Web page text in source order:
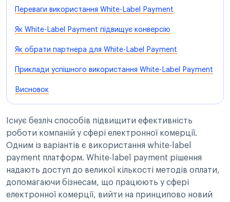
Переваги використання White-Label Payment
Як White-Label Payment підвищує конверсію
Як обрати партнера для White-Label Payment
Приклади успішного використання White-Label Payment
Висновок
Існує безліч способів підвищити ефективність
роботи компаній у сфері електронної комерції.
Одним із варіантів є використання white-label
payment платформ. White-label payment рішення
надають доступ до великої кількості методів оплати,
допомагаючи бізнесам, що працюють у сфері
електронної комерції, вийти на принципово новий